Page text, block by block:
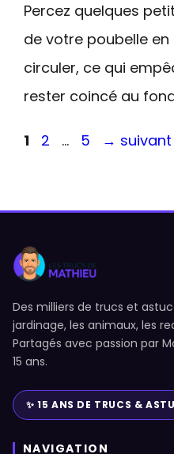
Percez quelques
de votre poubelle en
circuler, ce qui
rester coincé au
Page
1 Page
2 … Page
5 → suivant
Des milliers de trucs et
jardinage, les animaux, les
Partagés avec passion par
15 ans.
✨ 15 ANS DE TRUCS &
NAVIGATION